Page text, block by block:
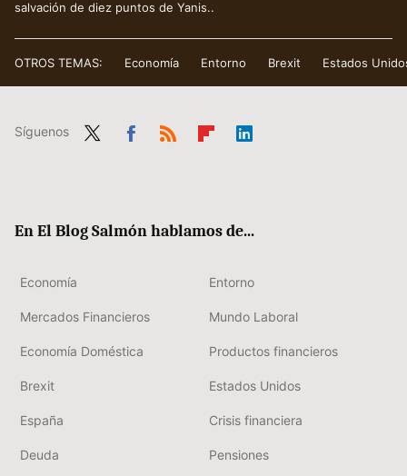
salvación de diez puntos de Yanis..
OTROS TEMAS: Economía Entorno Brexit Estados
Síguenos
En El Blog Salmón hablamos de...
Economía Entorno
Mercados Financieros Mundo Laboral
Economía Doméstica Productos financieros
Brexit Estados Unidos
España Crisis financiera
Deuda Pensiones